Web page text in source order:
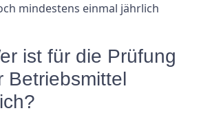
mindestens einmal jährlich
ist für die Prüfung
Betriebsmittel